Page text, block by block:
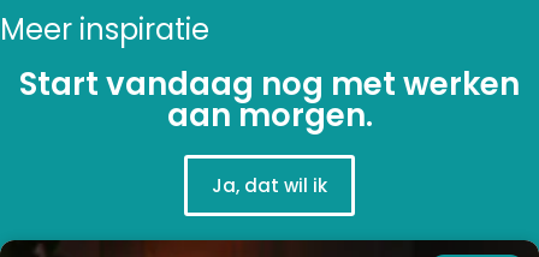
Meer inspiratie
Start vandaag nog met werken
aan morgen.
Ja, dat wil ik